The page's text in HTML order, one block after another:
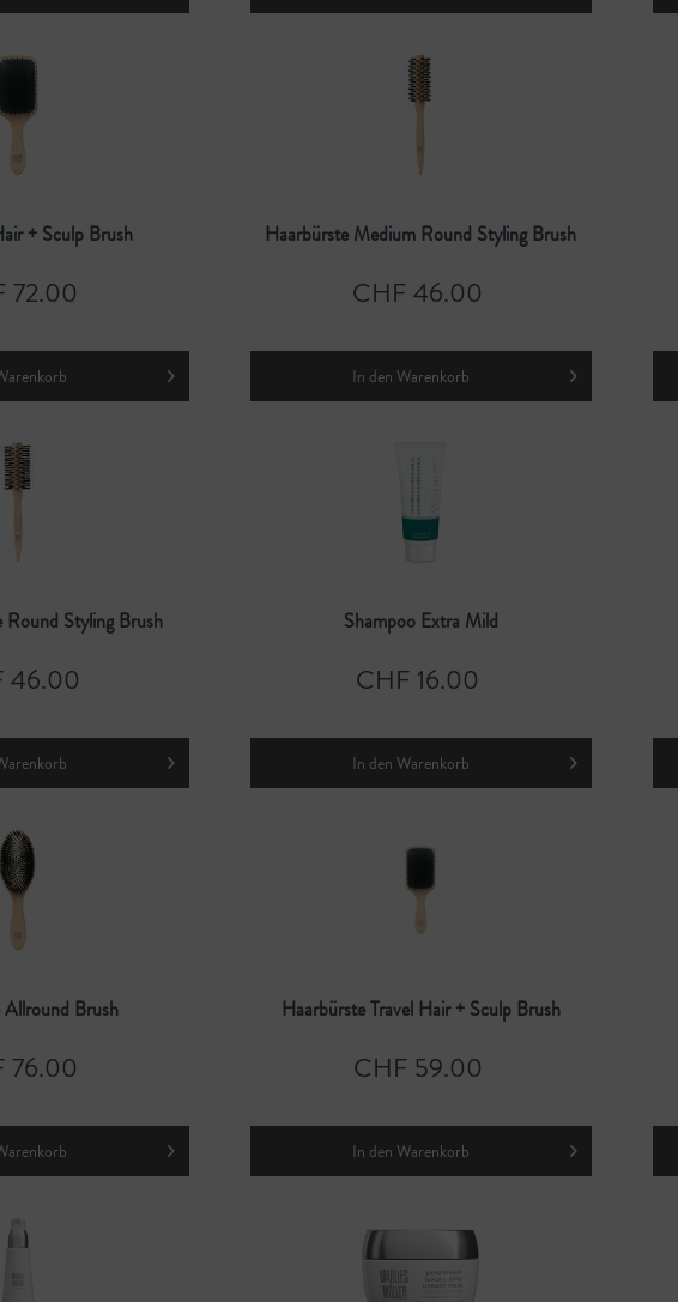
+ Sculp Brush
72.00
Haarbürste Medium Round Styling Brush
CHF 46.00
In den Warenkorb
Round Styling Brush
46.00
Shampoo Extra Mild
CHF 16.00
In den Warenkorb
Allround Brush
76.00
Haarbürste Travel Hair + Sculp Brush
CHF 59.00
In den Warenkorb